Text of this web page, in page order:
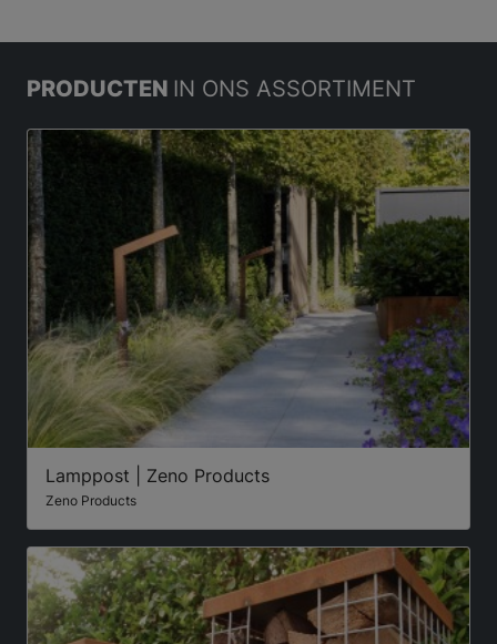
PRODUCTEN IN ONS ASSORTIMENT
Lamppost | Zeno Products
Zeno Products